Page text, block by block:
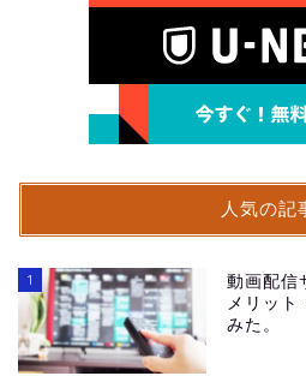
人気の記
1
動画配信
メリット
みた。